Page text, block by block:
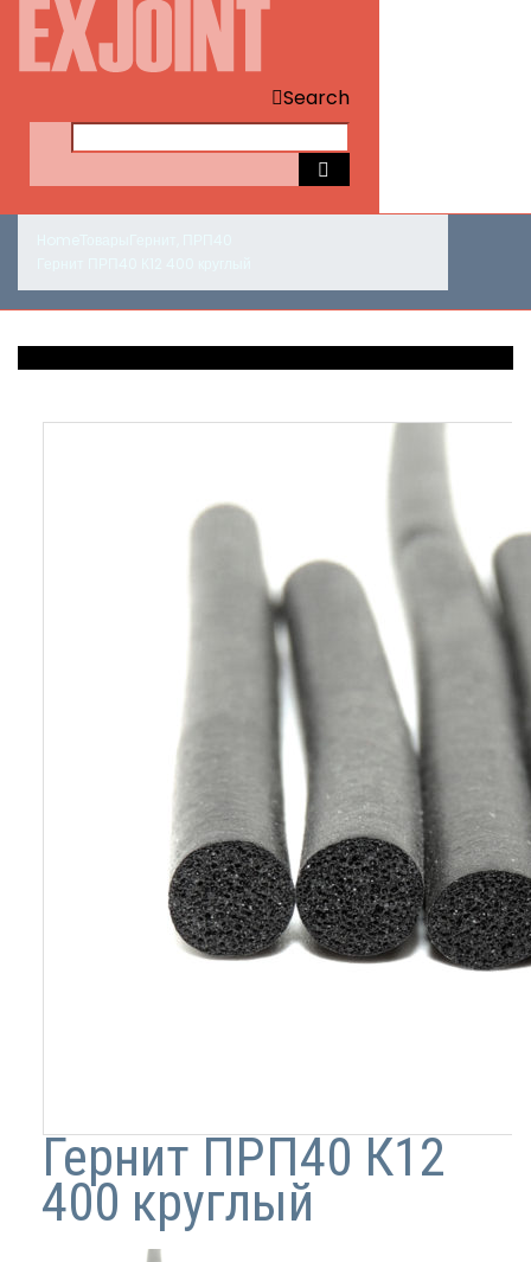
Search
Гернит ПРП40 К12
400 круглый